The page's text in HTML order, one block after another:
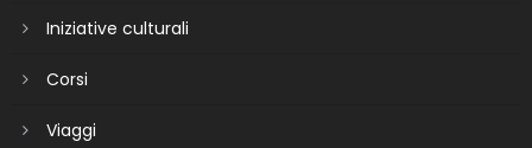
Iniziative culturali
Corsi
Viaggi